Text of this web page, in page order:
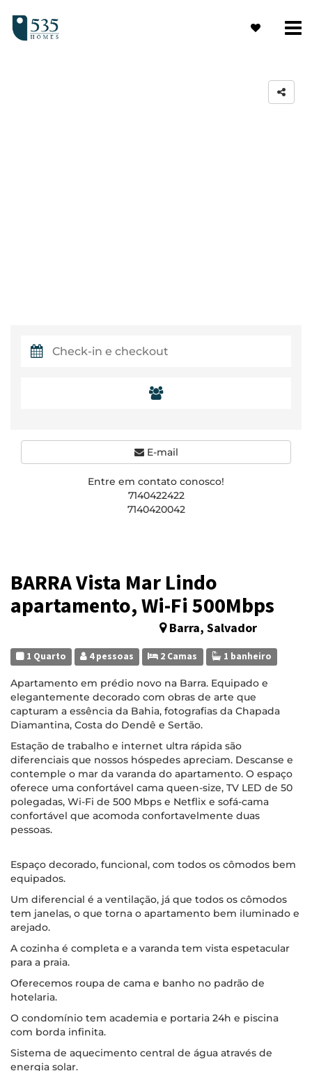
BARRA Vista Mar Lindo
apartamento, Wi-Fi 500Mbps
Barra, Salvador
1 Quarto 4 pessoas 2 Camas 1 banheiro
Apartamento em prédio novo na Barra. Equipado e
elegantemente decorado com obras de arte que
capturam a essência da Bahia, fotografias da Chapada
Diamantina, Costa do Dendê e Sertão.
Estação de trabalho e internet ultra rápida são
diferenciais que nossos hóspedes apreciam. Descanse e
contemple o mar da varanda do apartamento. O espaço
oferece uma confortável cama queen-size, TV LED de 50
polegadas, Wi-Fi de 500 Mbps e Netflix e sofá-cama
confortável que acomoda confortavelmente duas
pessoas.
Espaço decorado, funcional, com todos os cômodos bem
equipados.
Um diferencial é a ventilação, já que todos os cômodos
tem janelas, o que torna o apartamento bem iluminado e
arejado.
A cozinha é completa e a varanda tem vista espetacular
para a praia.
Oferecemos roupa de cama e banho no padrão de
hotelaria.
O condomínio tem academia e portaria 24h e piscina
com borda infinita.
Sistema de aquecimento central de água através de
energia solar.
E-mail
Entre em contato conosco!
7140422422
7140420042